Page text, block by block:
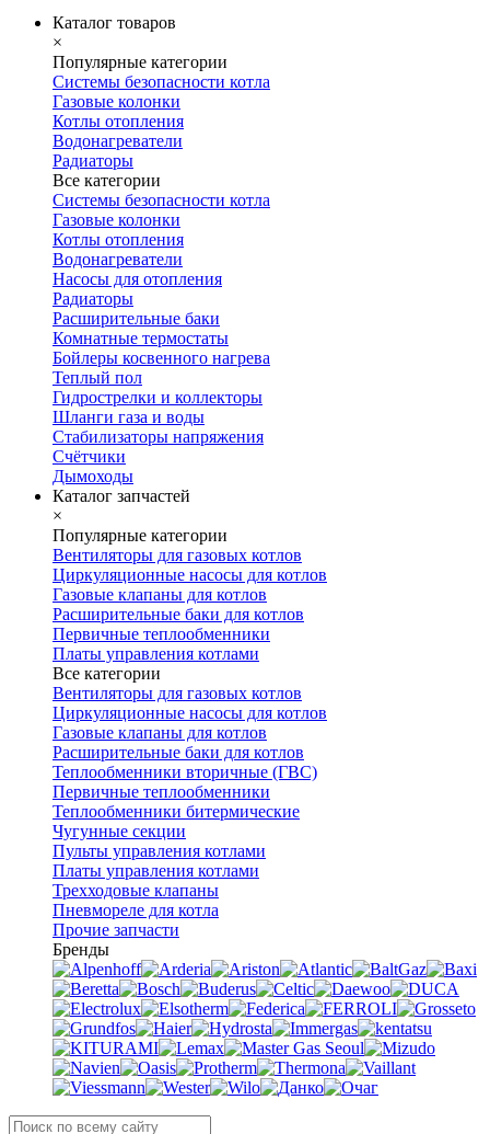
Каталог товаров
×
Популярные категории
Системы безопасности котла
Газовые колонки
Котлы отопления
Водонагреватели
Радиаторы
Все категории
Системы безопасности котла
Газовые колонки
Котлы отопления
Водонагреватели
Насосы для отопления
Радиаторы
Расширительные баки
Комнатные термостаты
Бойлеры косвенного нагрева
Теплый пол
Гидрострелки и коллекторы
Шланги газа и воды
Стабилизаторы напряжения
Счётчики
Дымоходы
Каталог запчастей
×
Популярные категории
Вентиляторы для газовых котлов
Циркуляционные насосы для котлов
Газовые клапаны для котлов
Расширительные баки для котлов
Первичные теплообменники
Платы управления котлами
Все категории
Вентиляторы для газовых котлов
Циркуляционные насосы для котлов
Газовые клапаны для котлов
Расширительные баки для котлов
Теплообменники вторичные (ГВС)
Первичные теплообменники
Теплообменники битермические
Чугунные секции
Пульты управления котлами
Платы управления котлами
Трехходовые клапаны
Пневмореле для котла
Прочие запчасти
Бренды